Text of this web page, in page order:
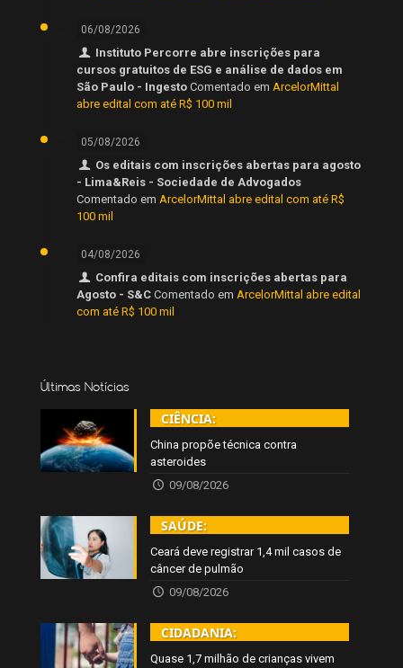
06/08/2026
Instituto Percorre abre inscrições para
cursos gratuitos de ESG e análise de dados em
São Paulo - Ingesto Comentado em ArcelorMittal
abre edital com até R$ 100 mil
05/08/2026
Os editais com inscrições abertas para agosto
- Lima&Reis - Sociedade de Advogados
Comentado em ArcelorMittal abre edital com até R$
100 mil
04/08/2026
Confira editais com inscrições abertas para
Agosto - S&C Comentado em ArcelorMittal abre edital
com até R$ 100 mil
Últimas Notícias
CIÊNCIA:
China propõe técnica contra
asteroides
09/08/2026
SAÚDE:
Ceará deve registrar 1,4 mil casos de
câncer de pulmão
09/08/2026
CIDADANIA:
Quase 1,7 milhão de crianças vivem